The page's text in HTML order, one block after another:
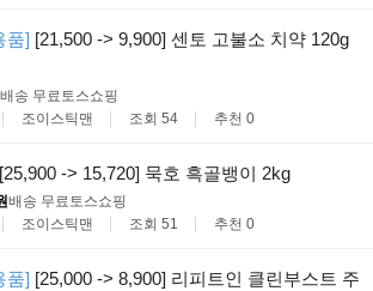
품] [21,500 -> 9,900] 센토 고불소 치약 120g
배송 무료토스쇼핑
조이스틱맨 조회 54 추천 0
[25,900 -> 15,720] 묵호 흑골뱅이 2kg
배송 무료토스쇼핑
조이스틱맨 조회 51 추천 0
품] [25,000 -> 8,900] 리피트인 클린부스트 주